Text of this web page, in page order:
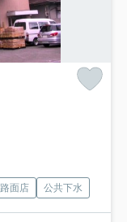
路面店 公共下水